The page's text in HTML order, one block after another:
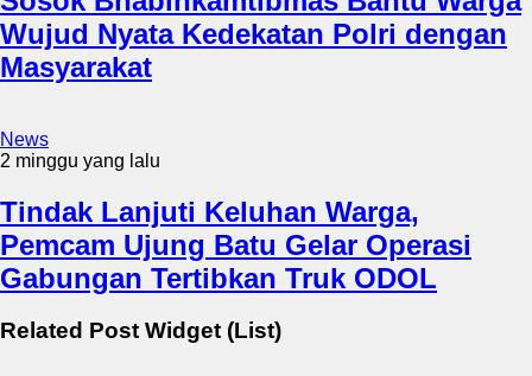
Wujud Nyata Kedekatan Polri dengan
Masyarakat
News
2 minggu yang lalu
Tindak Lanjuti Keluhan Warga,
Pemcam Ujung Batu Gelar Operasi
Gabungan Tertibkan Truk ODOL
Related Post Widget (List)